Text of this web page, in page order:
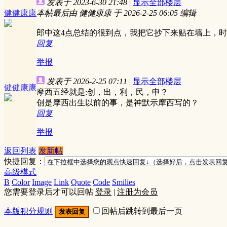
健健康康
发表于 2023-6-30 21:48 | 显示全部楼层
本帖最后由 健健康康 于 2026-2-25 06:05 编辑
郎中这4点总结的很到点，我把它抄下来贴在墙上，时
回复
举报
健健康康
发表于 2026-2-25 07:11 | 显示全部楼层
摩西五经就是:创，出，利，民，申？
创是摩西出生以前的事，是神默示摩西写的？
回复
举报
返回列表 发新帖
快捷回复：
高级模式
B Color Image Link Quote Code Smilies
您需要登录后才可以回帖 登录 | 注册为会员
本版积分规则 发表回复 回帖后跳转到最后一页